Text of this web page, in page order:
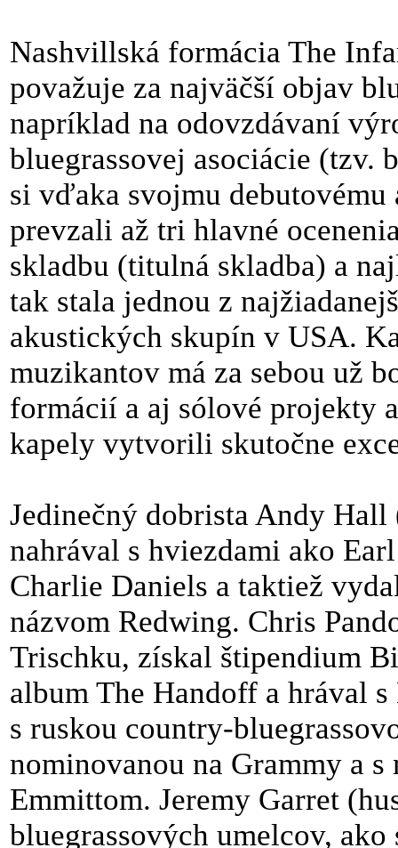
Nashvillská formácia The
považuje za najväčší objav
napríklad na odovzdávaní
bluegrassovej asociácie (tzv.
si vďaka svojmu debutovému
prevzali až tri hlavné
skladbu (titulná skladba) a
tak stala jednou z
akustických skupín v USA.
muzikantov má za sebou už
formácií a aj sólové projekty
kapely vytvorili skutočne
Jedinečný dobrista Andy
nahrával s hviezdami ako
Charlie Daniels a taktiež
názvom Redwing. Chris
Trischku, získal štipendium
album The Handoff a hrával
s ruskou country-
nominovanou na Grammy a
Emmittom. Jeremy Garret
bluegrassových umelcov,